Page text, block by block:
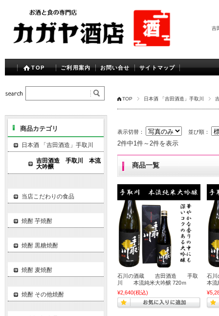
吉
TOP ご利用案内 お問い合せ サイトマップ
TOP 日本酒 「吉田酒造」手取川
表示切替： 並び順：
2件中1件～2件を表示
商品一覧
石川の酒蔵 吉田酒造 手取
川 本流純米大吟醸 720ｍ
¥2,640(税込)
石
本
商品カテゴリ
日本酒 「吉田酒造」手取川
吉田酒造 手取川 本流
大吟醸
当店こだわりの食品
焼酎 芋焼酎
焼酎 黒糖焼酎
焼酎 麦焼酎
焼酎 その他焼酎